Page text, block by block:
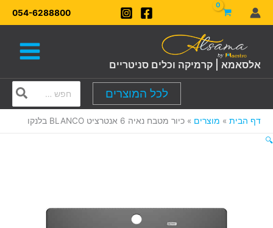
דילוג
לתוכן
054-6288800
אלסאמא | קרמיקה וכלים סניטריים
לכל המוצרים
for:
דף הבית מוצרים
כיור מטבח נאיה 6 אנטרציט BLANCO בלנקו
🔍